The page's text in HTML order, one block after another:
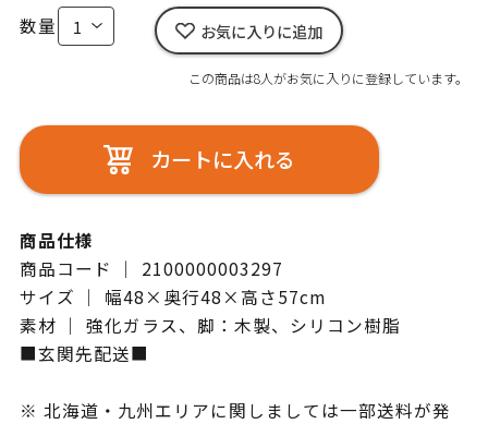
数量 お気に入りに追加
この商品は8人がお気に入りに登録しています。
カートに入れる
商品仕様
商品コード ｜ 2100000003297
サイズ ｜ 幅48×奥行48×高さ57cm
素材 ｜ 強化ガラス、脚：木製、シリコン樹脂
■玄関先配送■
※ 北海道・九州エリアに関しましては一部送料が発